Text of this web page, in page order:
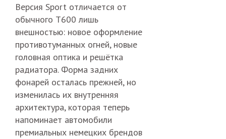
Версия Sport отличается от
обычного T600 лишь
внешностью: новое оформление
противотуманных огней, новые
головная оптика и решётка
радиатора. Форма задних
фонарей осталась прежней, но
изменилась их внутренняя
архитектура, которая теперь
напоминает автомобили
премиальных немецких брендов